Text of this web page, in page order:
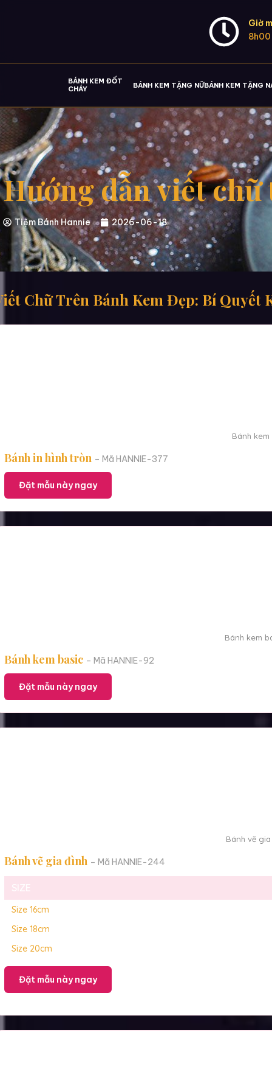
Giờ
8h00
BÁNH KEM ĐỐT
CHÁY
BÁNH KEM TẶNG NỮBÁNH KEM TẶNG
Hướng dẫn viết
Tiệm Bánh Hannie 2026-06-18
Chữ Trên Bánh Kem Đẹp: Bí Quyết
Bánh
Bánh in hình tròn – Mã HANNIE-377
Đặt mẫu này ngay
Bánh kem
Bánh kem basic – Mã HANNIE-92
Đặt mẫu này ngay
Bánh vẽ
Bánh vẽ gia đình – Mã HANNIE-244
SIZE
Size 16cm
Size 18cm
Size 20cm
Đặt mẫu này ngay